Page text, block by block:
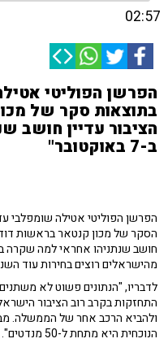
02:57
הפרשן הפוליטי
בתוצאות סקר של
הציבור עדיין חושב
ב-7 באוקטובר"
הסקר של מכון קנטאר בראשות
מהישראלים רוצים בחירות עוד
לדבריו, "הנתונים פשוט לא
ולהביא הרכב אחר של הממשלה.
הנוכחית היא מתחת ל-50 מנדטים".